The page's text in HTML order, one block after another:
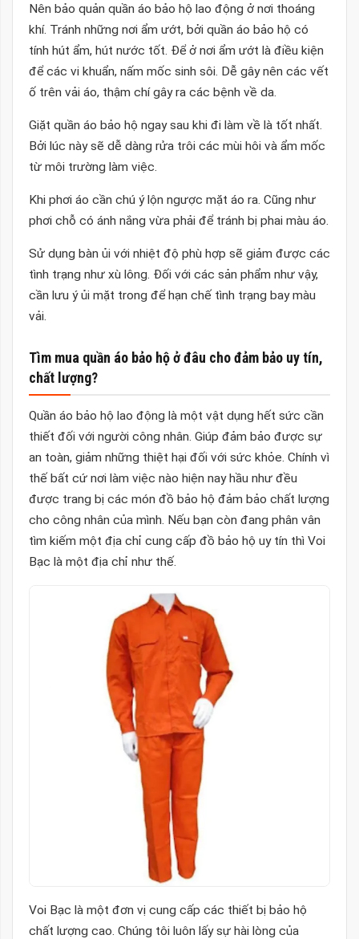
Nên bảo quản quần áo bảo hộ lao động ở nơi thoáng
khí. Tránh những nơi ẩm ướt, bởi quần áo bảo hộ có
tính hút ẩm, hút nước tốt. Để ở nơi ẩm ướt là điều kiện
để các vi khuẩn, nấm mốc sinh sôi. Dễ gây nên các vết
ố trên vải áo, thậm chí gây ra các bệnh về da.
Giặt quần áo bảo hộ ngay sau khi đi làm về là tốt nhất.
Bởi lúc này sẽ dễ dàng rửa trôi các mùi hôi và ẩm mốc
từ môi trường làm việc.
Khi phơi áo cần chú ý lộn ngược mặt áo ra. Cũng như
phơi chỗ có ánh nắng vừa phải để tránh bị phai màu áo.
Sử dụng bàn ủi với nhiệt độ phù hợp sẽ giảm được các
tình trạng như xù lông. Đối với các sản phẩm như vậy,
cần lưu ý ủi mặt trong để hạn chế tình trạng bay màu
vải.
Tìm mua quần áo bảo hộở đâu cho đảm bảo uy tín,
chất lượng?
Quần áo bảo hộ lao động là một vật dụng hết sức cần
thiết đối với người công nhân. Giúp đảm bảo được sự
an toàn, giảm những thiệt hại đối với sức khỏe. Chính vì
thế bất cứ nơi làm việc nào hiện nay hầu như đều
được trang bị các món đồ bảo hộ đảm bảo chất lượng
cho công nhân của mình. Nếu bạn còn đang phân vân
tìm kiếm một địa chỉ cung cấp đồ bảo hộ uy tín thì Voi
Bạc là một địa chỉ như thế.
Voi Bạc là một đơn vị cung cấp các thiết bị bảo hộ
chất lượng cao. Chúng tôi luôn lấy sự hài lòng của